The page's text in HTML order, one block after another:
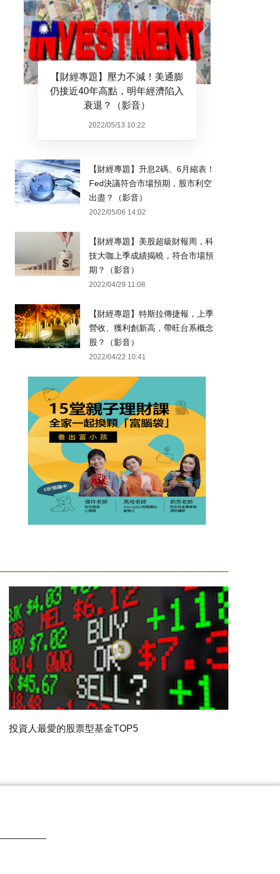
【財經專題】壓力不減！美通膨
仍接近40年高點，明年經濟陷入
衰退？（影音）
2022/05/13 10:22
【財經專題】升息2碼、6月縮表！
Fed決議符合市場預期，股市利空
出盡？（影音）
2022/05/06 14:02
【財經專題】美股超級財報周，科
技大咖上季成績揭曉，符合市場預
期？（影音）
2022/04/29 11:08
【財經專題】特斯拉傳捷報，上季
營收、獲利創新高，帶旺台系概念
股？（影音）
2022/04/22 10:41
投資人最愛的股票型基金TOP5